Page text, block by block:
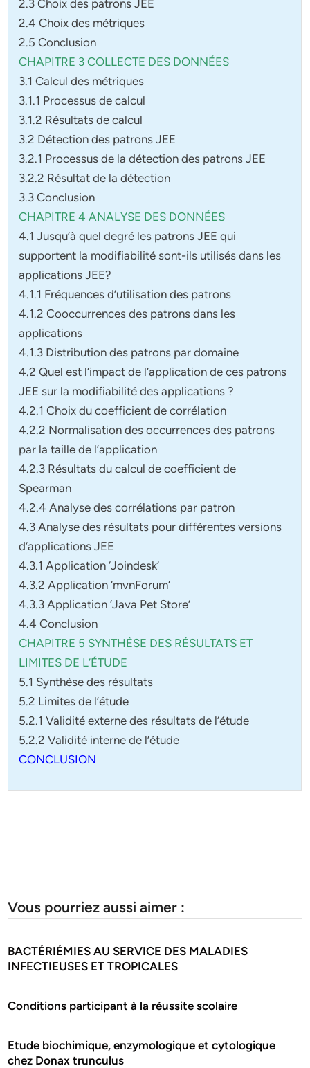
2.3 Choix des patrons JEE
2.4 Choix des métriques
2.5 Conclusion
CHAPITRE 3 COLLECTE DES DONNÉES
3.1 Calcul des métriques
3.1.1 Processus de calcul
3.1.2 Résultats de calcul
3.2 Détection des patrons JEE
3.2.1 Processus de la détection des patrons JEE
3.2.2 Résultat de la détection
3.3 Conclusion
CHAPITRE 4 ANALYSE DES DONNÉES
4.1 Jusqu’à quel degré les patrons JEE qui
supportent la modifiabilité sont-ils utilisés dans les
applications JEE?
4.1.1 Fréquences d’utilisation des patrons
4.1.2 Cooccurrences des patrons dans les
applications
4.1.3 Distribution des patrons par domaine
4.2 Quel est l’impact de l’application de ces patrons
JEE sur la modifiabilité des applications ?
4.2.1 Choix du coefficient de corrélation
4.2.2 Normalisation des occurrences des patrons
par la taille de l’application
4.2.3 Résultats du calcul de coefficient de
Spearman
4.2.4 Analyse des corrélations par patron
4.3 Analyse des résultats pour différentes versions
d’applications JEE
4.3.1 Application ‘Joindesk’
4.3.2 Application ‘mvnForum’
4.3.3 Application ‘Java Pet Store’
4.4 Conclusion
CHAPITRE 5 SYNTHÈSE DES RÉSULTATS ET
LIMITES DE L’ÉTUDE
5.1 Synthèse des résultats
5.2 Limites de l’étude
5.2.1 Validité externe des résultats de l’étude
5.2.2 Validité interne de l’étude
CONCLUSION
Vous pourriez aussi aimer :
BACTÉRIÉMIES AU SERVICE DES MALADIES
INFECTIEUSES ET TROPICALES
Conditions participant à la réussite scolaire
Etude biochimique, enzymologique et cytologique
chez Donax trunculus